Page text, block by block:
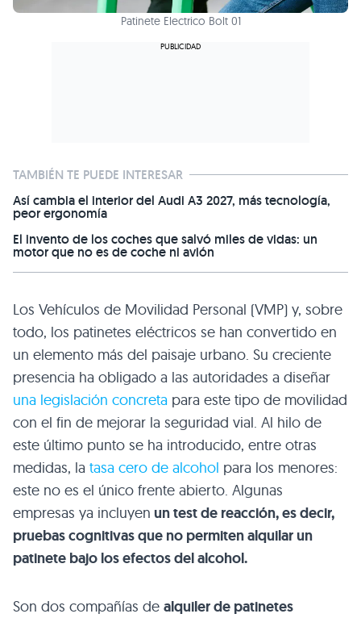
Patinete Electrico Bolt 01
TAMBIÉN TE PUEDE INTERESAR
Así cambia el interior del Audi A3 2027, más tecnología,
peor ergonomía
El invento de los coches que salvó miles de vidas: un
motor que no es de coche ni avión
Los Vehículos de Movilidad Personal (VMP) y, sobre
todo, los patinetes eléctricos se han convertido en
un elemento más del paisaje urbano. Su creciente
presencia ha obligado a las autoridades a diseñar
una legislación concreta para este tipo de movilidad
con el fin de mejorar la seguridad vial. Al hilo de
este último punto se ha introducido, entre otras
medidas, la tasa cero de alcohol para los menores:
este no es el único frente abierto. Algunas
empresas ya incluyen un test de reacción, es decir,
pruebas cognitivas que no permiten alquilar un
patinete bajo los efectos del alcohol.
Son dos compañías de alquiler de patinetes